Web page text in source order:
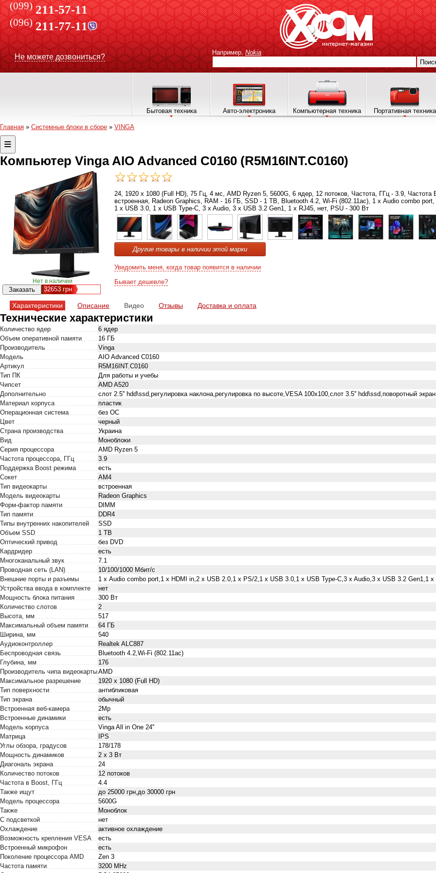
(099) 211-57-11
(096)211-77-11
Не можете дозвониться?
Например, Nokia
Бытовая техника Авто-электроника Компьютерная техника Портативная техника
Главная » Системные блоки в сборе » VINGA
Компьютер Vinga AIO Advanced C0160 (R5M16INT.C0160)
Нет в наличии
32653грн
24, 1920 x 1080 (Full HD), 75 Гц, 4 мс, AMD Ryzen 5, 5600G, 6 ядер, 12 потоков, Частота, ГГц - 3.9, Частота
встроенная, Radeon Graphics, RAM - 16 ГБ, SSD - 1 TB, Bluetooth 4.2, Wi-Fi (802.11ac), 1 х Audio combo
1 x USB 3.0, 1 x USB Type-C, 3 x Audio, 3 x USB 3.2 Gen1, 1 x RJ45, нет, PSU - 300 Вт
Другие товары в наличии этой марки
Уведомить меня, когда товар появится в наличии
Бывает дешевле?
Характеристики Описание Видео Отзывы Доставка и оплата
Технические характеристики
Количество ядер
6 ядер
Объем оперативной памяти
16 ГБ
Производитель
Vinga
Модель
AIO Advanced C0160
Артикул
R5M16INT.C0160
Тип ПК
Для работы и учебы
Чипсет
AMD A520
Дополнительно
слот 2.5'' hdd\ssd,регулировка наклона,регулировка по высоте,VESA 100x100,слот 3.5'' hdd\ssd,поворотный
Материал корпуса
пластик
Операционная система
без ОС
Цвет
черный
Страна производства
Украина
Вид
Моноблоки
Серия процессора
AMD Ryzen 5
Частота процессора, ГГц
3.9
Поддержка Boost режима
есть
Сокет
AM4
Тип видеокарты
встроенная
Модель видеокарты
Radeon Graphics
Форм-фактор памяти
DIMM
Тип памяти
DDR4
Типы внутренних накопителей
SSD
Объем SSD
1 TB
Оптический привод
без DVD
Кардридер
есть
Многоканальный звук
7.1
Проводная сеть (LAN)
10/100/1000 Мбит/с
Внешние порты и разъемы
1 х Audio combo port,1 x HDMI in,2 x USB 2.0,1 x PS/2,1 x USB 3.0,1 x USB Type-C,3 x Audio,3 x USB 3.2 Gen1,1 x
Устройства ввода в комплекте
нет
Мощность блока питания
300 Вт
Количество слотов
2
Высота, мм
517
Максимальный объем памяти
64 ГБ
Ширина, мм
540
Аудиоконтроллер
Realtek ALC887
Беспроводная связь
Bluetooth 4.2,Wi-Fi (802.11ac)
Глубина, мм
176
Производитель чипа видеокартыAMD
Максимальное разрешение
1920 x 1080 (Full HD)
Тип поверхности
антибликовая
Тип экрана
обычный
Встроенная веб-камера
2Mp
Встроенные динамики
есть
Модель корпуса
Vinga All in One 24''
Матрица
IPS
Углы обзора, градусов
178/178
Мощность динамиков
2 x 3 Вт
Диагональ экрана
24
Количество потоков
12 потоков
Частота в Boost, ГГц
4.4
Также ищут
до 25000 грн,до 30000 грн
Модель процессора
5600G
Также
Моноблок
С подсветкой
нет
Охлаждение
активное охлаждение
Возможность крепления VESA
есть
Встроенный микрофон
есть
Поколение процессора AMD
Zen 3
Частота памяти
3200 MHz